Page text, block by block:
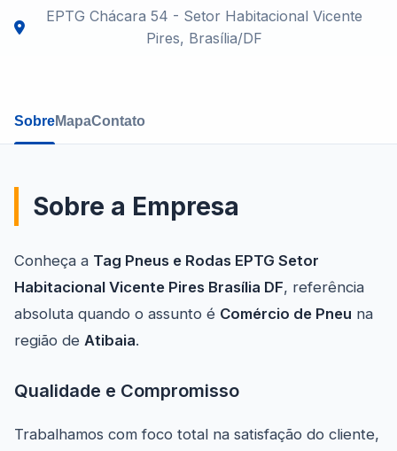
EPTG Chácara 54 - Setor Habitacional Vicente
Pires, Brasília/DF
SobreMapaContato
Sobre a Empresa
Conheça a Tag Pneus e Rodas EPTG Setor
Habitacional Vicente Pires Brasília DF, referência
absoluta quando o assunto é Comércio de Pneu na
região de Atibaia.
Qualidade e Compromisso
Trabalhamos com foco total na satisfação do cliente,